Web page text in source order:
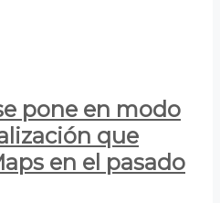
pone en modo
que
en el pasado